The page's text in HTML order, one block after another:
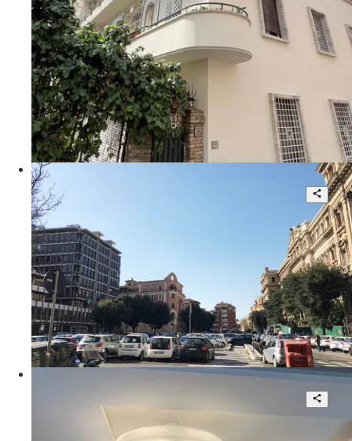
185 mq
€ 1.400.000Via Montevideo
Pinciano locale commerciale a reddito
2
140 mq
€ 620.000Via Alessandro Scarlatti